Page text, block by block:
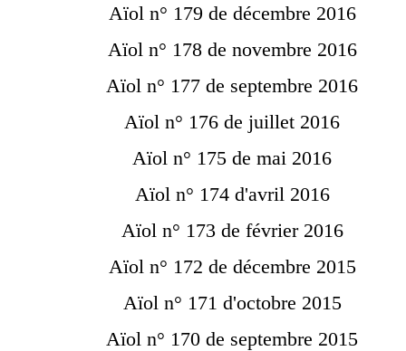
Aïol n° 179 de décembre 2016
Aïol n° 178 de novembre 2016
Aïol n° 177 de septembre 2016
Aïol n° 176 de juillet 2016
Aïol n° 175 de mai 2016
Aïol n° 174 d'avril 2016
Aïol n° 173 de février 2016
Aïol n° 172 de décembre 2015
Aïol n° 171 d'octobre 2015
Aïol n° 170 de septembre 2015